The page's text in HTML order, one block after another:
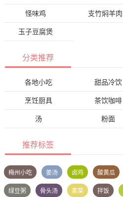
怪味鸡 支竹焖羊肉
玉子豆腐煲
分类推荐
各地小吃 甜品冷饮
烹饪厨具 茶饮咖啡
汤 粉面
推荐标签
梅州小吃 姜汤 卤鸡 酸黄瓜
绿豆粥 骨头汤 素菜 拌饭